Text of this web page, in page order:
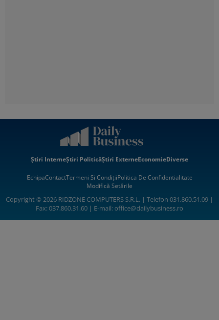
Știri InterneȘtiri PoliticăȘtiri ExterneEconomieDiverse
EchipaContactTermeni Si CondițiiPolitica De Confidentialitate
Modifică Setările
Copyright © 2026 RIDZONE COMPUTERS S.R.L. | Telefon 031.860.51.09 |
Fax: 037.860.31.60 | E-mail:office@dailybusiness.ro